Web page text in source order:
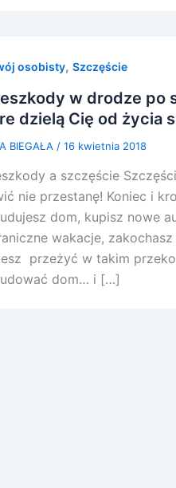
osobisty, Szczęście
w drodze po
dzielą Cię od życia
BIEGAŁA / 16 kwietnia 2018
a szczęście
nie przestanę! Koniec i
dom, kupisz nowe
wakacje,
przeżyć w takim
dom… i […]